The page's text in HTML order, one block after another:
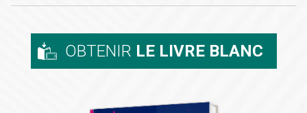
OBTENIR LE LIVRE BLANC